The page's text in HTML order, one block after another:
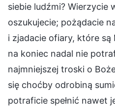
siebie ludźmi? Wierzycie
oszukujecie; pożądacie
i zjadacie ofiary, które są
na koniec nadal nie
najmniejszej troski o
się choćby odrobiną
potraficie spełnić nawet